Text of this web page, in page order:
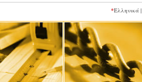
*Ελληνικά |